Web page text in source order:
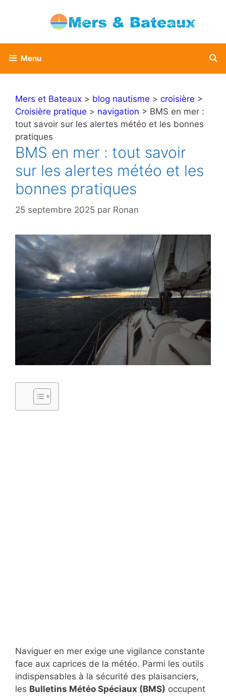
Menu
Mers et Bateaux > blog nautisme > croisière >
Croisière pratique > navigation > BMS en mer :
tout savoir sur les alertes météo et les bonnes
pratiques
BMS en mer : tout savoir
sur les alertes météo et les
bonnes pratiques
25 septembre 2025 par Ronan
Naviguer en mer exige une vigilance constante
face aux caprices de la météo. Parmi les outils
indispensables à la sécurité des plaisanciers,
les Bulletins Météo Spéciaux (BMS) occupent